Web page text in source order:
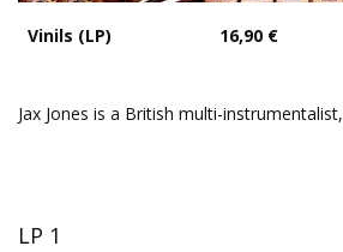
Vinils (LP) 16,90 €
Jax Jones is a British multi-instrumentalist,
LP 1